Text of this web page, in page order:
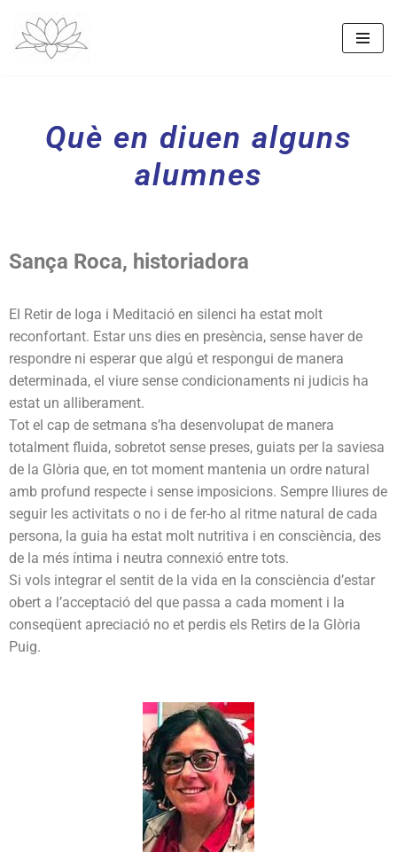
Vés
Què en diuen alguns
alumnes
Sança Roca, historiadora
El Retir de Ioga i Meditació en silenci ha estat molt
reconfortant. Estar uns dies en presència, sense haver de
respondre ni esperar que algú et respongui de manera
determinada, el viure sense condicionaments ni judicis ha
estat un alliberament.
Tot el cap de setmana s’ha desenvolupat de manera
totalment fluida, sobretot sense preses, guiats per la saviesa
de la Glòria que, en tot moment mantenia un ordre natural
amb profund respecte i sense imposicions. Sempre lliures de
seguir les activitats o no i de fer-ho al ritme natural de cada
persona, la guia ha estat molt nutritiva i en consciència, des
de la més íntima i neutra connexió entre tots.
Si vols integrar el sentit de la vida en la consciència d’estar
obert a l’acceptació del que passa a cada moment i la
conseqüent apreciació no et perdis els Retirs de la Glòria
Puig.